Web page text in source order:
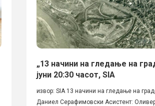
„13 начини на гледање на
јуни 20:30 часот, SIA
извор: SIA 13 начини на гледање на
Даниел Серафимовски Асистент: